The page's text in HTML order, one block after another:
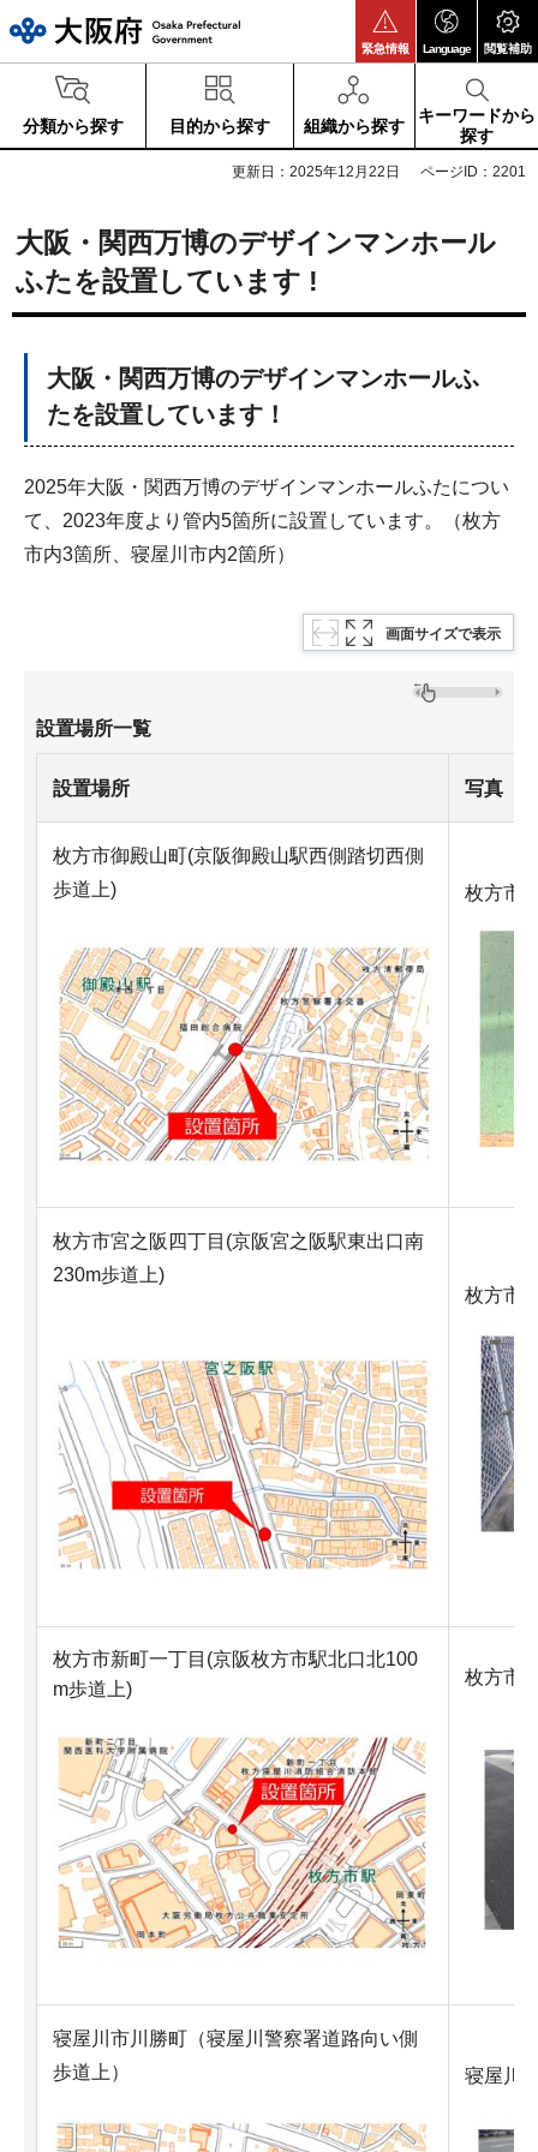
緊急情報 Language 閲覧補助
分類から探す 目的から探す 組織から探す
キーワードから
探す
更新日：2025年12月22日 ページID：2201
大阪・関西万博のデザインマンホール
ふたを設置しています !
大阪・関西万博のデザインマンホールふ
たを設置しています！
2025年大阪・関西万博のデザインマンホールふたについ
て、2023年度より管内5箇所に設置しています。（枚方
市内3箇所、寝屋川市内2箇所）
画面サイズで表示
設置場所一覧
設置場所 写真
枚方市御殿山町(京阪御殿山駅西側踏切西側
歩道上)
枚方市
枚方市宮之阪四丁目(京阪宮之阪駅東出口南
230m歩道上)
枚方市
枚方市新町一丁目(京阪枚方市駅北口北100
m歩道上)
枚方市
寝屋川市川勝町（寝屋川警察署道路向い側
歩道上）
寝屋川